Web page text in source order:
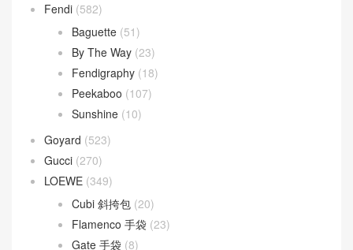
Dior Book Tote
Dior Caro (15)
Dior Groove
(1)
Dior Saddle
(1)
DIOR TOUJOURS
Lady D-Joy(26)
Fendi (582)
Baguette
By The Way (23)
Fendigraphy (18)
Peekaboo (107)